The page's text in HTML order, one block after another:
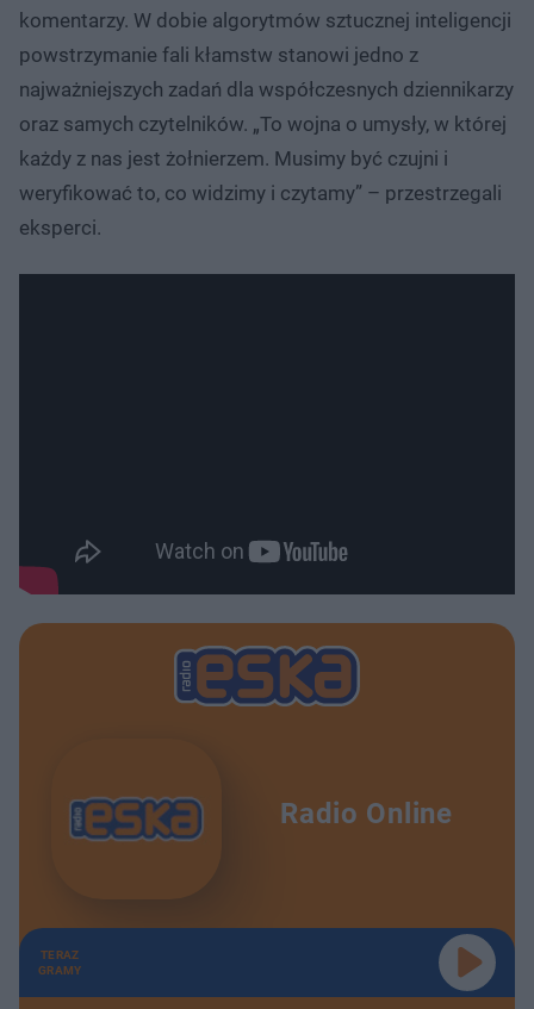
komentarzy. W dobie algorytmów sztucznej inteligencji
powstrzymanie fali kłamstw stanowi jedno z
najważniejszych zadań dla współczesnych dziennikarzy
oraz samych czytelników. „To wojna o umysły, w której
każdy z nas jest żołnierzem. Musimy być czujni i
weryfikować to, co widzimy i czytamy” – przestrzegali
eksperci.
Radio Online
TERAZ
GRAMY